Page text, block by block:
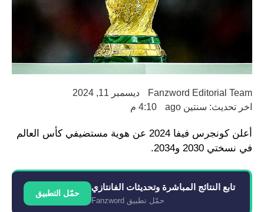
Fanzword Editorial Team
ديسمبر 11, 2024
اخر تحديث: سنتين ago
4:10 م
أعلن كونجرس فيفا 2024 عن هوية مستضيفي كأس العالم
في نسختي 2030 و2034.
تابع النتائج المباشرة وتحديثات الفانتازي
حمّل تطبيق Fanzword
حمّل التطبيق